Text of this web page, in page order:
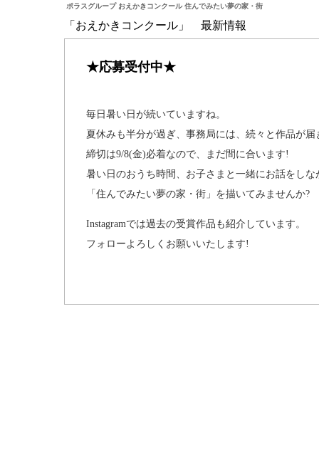
ポラスグループ おえかきコンクール 住んでみたい夢の家・街
「おえかきコンクール」 最新情報
★応募受付中★
毎日暑い日が続いていますね。
夏休みも半分が過ぎ、事務局には、続々と作品が
締切は9/8(金)必着なので、まだ間に合います!
暑い日のおうち時間、お子さまと一緒にお話をしな
「住んでみたい夢の家・街」を描いてみませんか?
Instagramでは過去の受賞作品も紹介しています。
フォローよろしくお願いいたします!